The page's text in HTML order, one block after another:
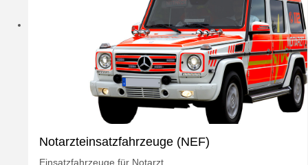
Notarzteinsatzfahrzeuge (NEF)
Einsatzfahrzeuge für Notarzt